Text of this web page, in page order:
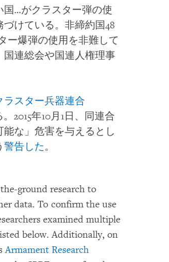
国…がクラスター弾の使
けている。非締約国48
ー爆弾の使用を非難して
連総会や国連人権理事
ラスター兵器連合
2015年10月1日、同連合
な」危害を与えるとし
警告した。
ground research to
data. To confirm the use
examined multiple
below. Additionally, on
Armament Research